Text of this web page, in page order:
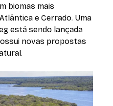
biomas mais
e Cerrado. Uma
está sendo lançada
novas propostas